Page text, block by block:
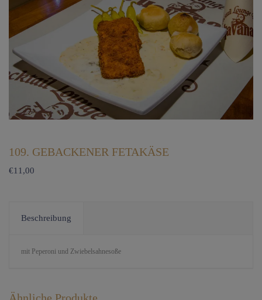
109. GEBACKENER FETAKÄSE
€11,00
Beschreibung
mit Peperoni und Zwiebelsahnesoße